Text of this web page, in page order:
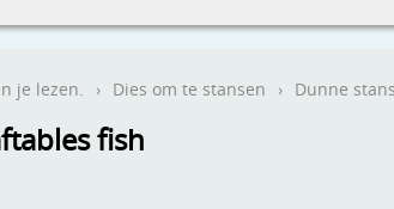
je lezen. › Dies om te stansen › Dunne
fish